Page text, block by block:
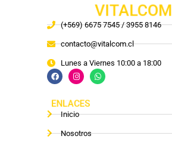
VITALCOM
(+569) 6675 7545 / 3955 8146
contacto@vitalcom.cl
Lunes a Viernes 10:00 a 18:00
ENLACES
Inicio
Nosotros